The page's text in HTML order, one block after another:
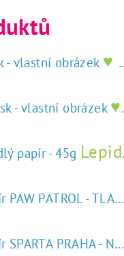
- vlastní obrázek ♥ tisk na jedlý papír
- vlastní obrázek ♥ tisk na jedlý papír
papír - 45g Lepidlo na jedlý papír
Jedlý papír PAW PATROL - TLAPKOVÁ PATROLA
Jedlý papír SPARTA PRAHA - NOVÝ ZNAK